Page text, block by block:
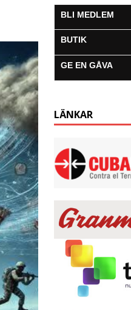
BLI MEDLEM
BUTIK
GE EN GÅVA
LÄNKAR